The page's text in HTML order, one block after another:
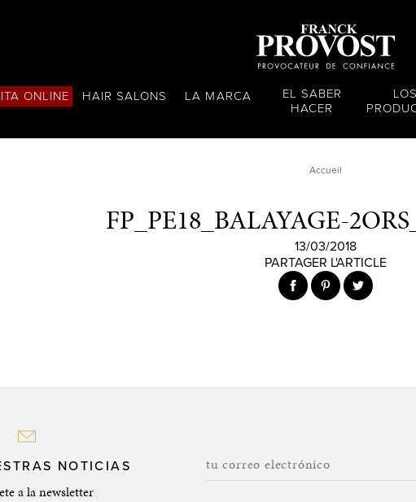
ONLINE HAIR SALONS LA MARCA
EL SABER
HACER
LOS
Accueil
FP_PE18_BALAYAGE-
13/03/2018
PARTAGER L'ARTICLE
NOTICIAS
a la newsletter
tu correo electrónico